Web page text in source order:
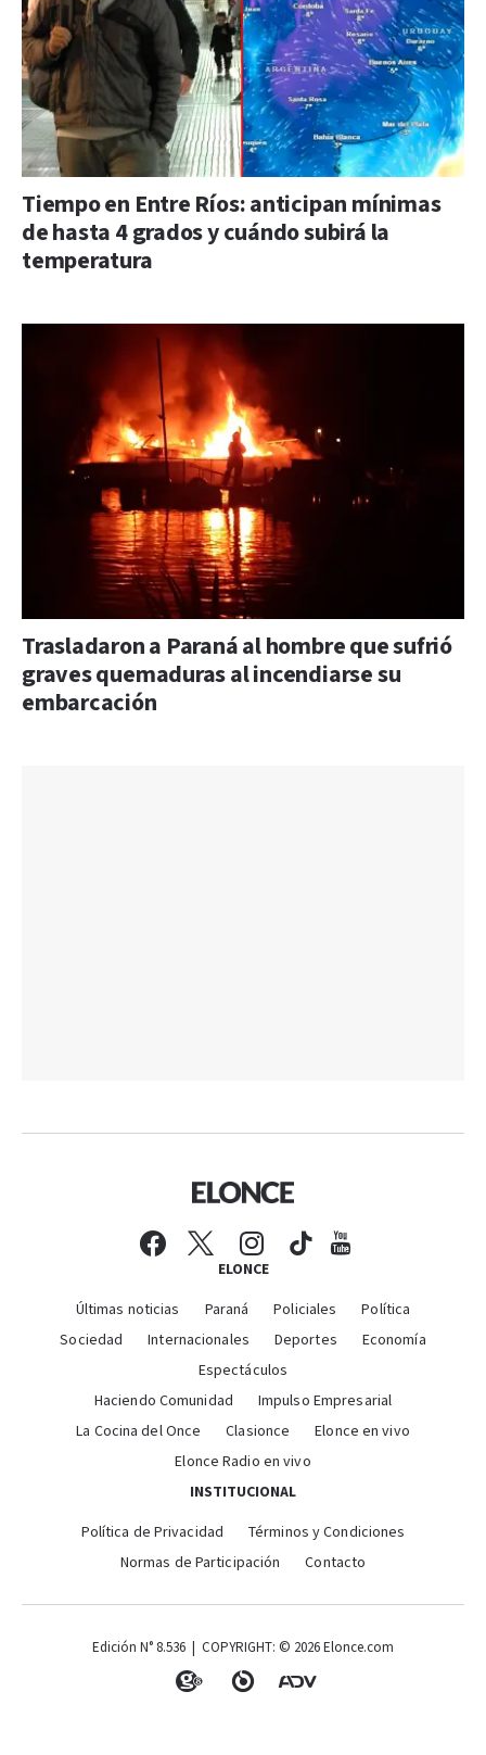
Tiempo en Entre Ríos: anticipan mínimas
de hasta 4 grados y cuándo subirá la
temperatura
Trasladaron a Paraná al hombre que sufrió
graves quemaduras al incendiarse su
embarcación
ELONCE
Últimas noticias Paraná Policiales
Política
Sociedad
Internacionales Deportes
Economía
Espectáculos
Haciendo Comunidad
Impulso Empresarial
La Cocina del Once
Clasionce
Elonce en vivo
Elonce Radio en vivo
INSTITUCIONAL
Política de Privacidad
Términos y Condiciones
Normas de Participación
Contacto
Edición N° 8.536 | COPYRIGHT: © 2026 Elonce.com